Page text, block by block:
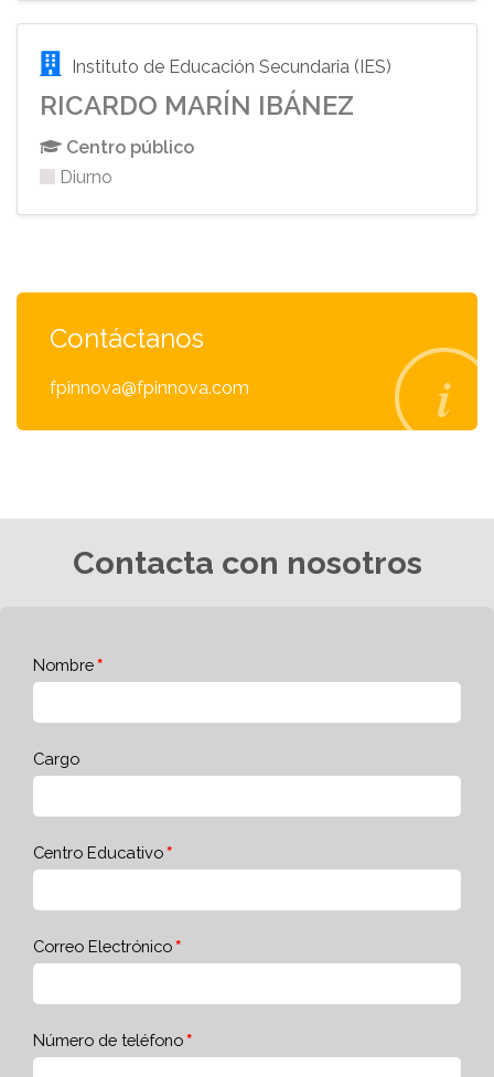
Instituto de Educación Secundaria (IES)
RICARDO MARÍN IBÁNEZ
Centro público
Diurno
Contáctanos
fpinnova@fpinnova.com
Contacta con nosotros
Nombre
Cargo
Centro Educativo
Correo Electrónico
Número de teléfono